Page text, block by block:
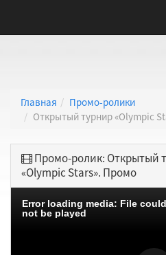
Главная
Промо-ролики
Открытый турнир «Olympic
Промо-ролик: Открытый
«Olympic Stars». Промо
Error loading media: File could
not be played